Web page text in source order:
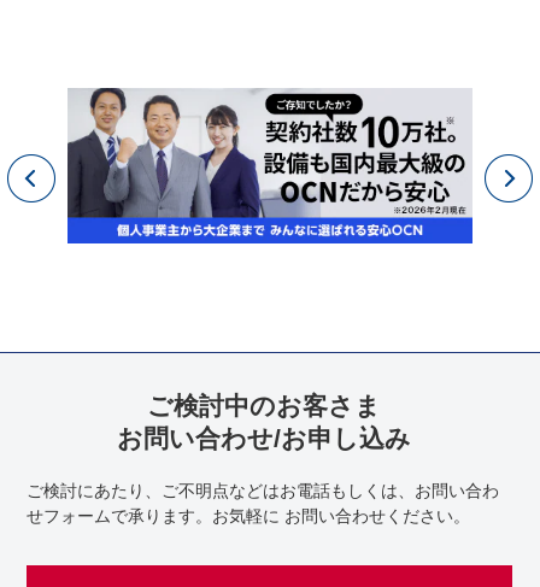
ご検討中のお客さま
お問い合わせ/お申し込み
ご検討にあたり、ご不明点などはお電話もしくは、お問い合わ
せフォームで承ります。お気軽に お問い合わせください。